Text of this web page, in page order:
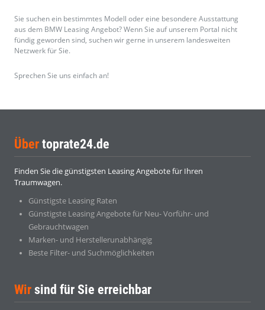
Sie suchen ein bestimmtes Modell oder eine besondere Ausstattung
aus dem BMW Leasing Angebot? Wenn Sie auf unserem Portal nicht
fündig geworden sind, suchen wir gerne in unserem landesweiten
Netzwerk für Sie.
Sprechen Sie uns einfach an!
Über toprate24.de
Finden Sie die günstigsten Leasing Angebote für Ihren
Traumwagen.
Günstigste Leasing Raten
Günstigste Leasing Angebote für Neu- Vorführ- und
Gebrauchtwagen
Marken- und Herstellerunabhängig
Beste Filter- und Suchmöglichkeiten
Wir sind für Sie erreichbar